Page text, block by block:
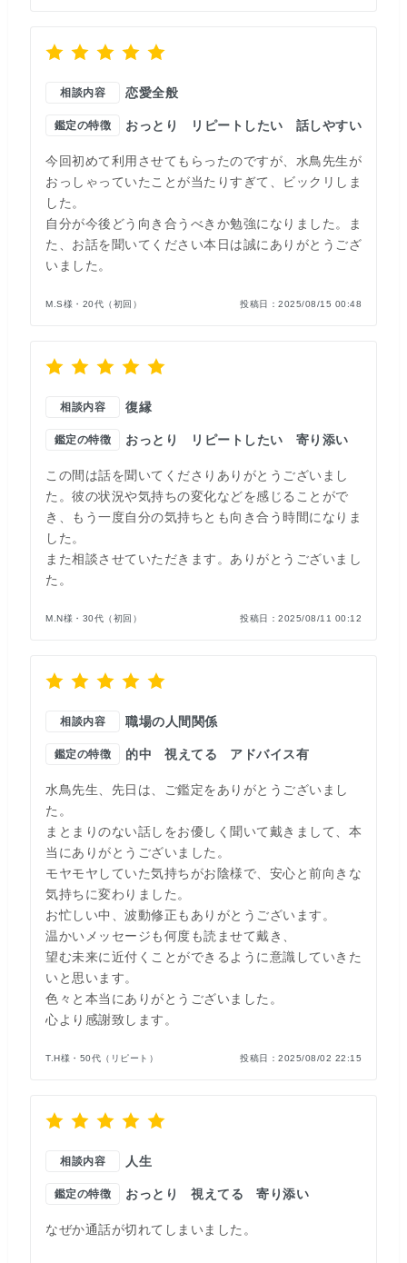
相談内容 恋愛全般
鑑定の特徴 おっとり リピートしたい 話しやすい
今回初めて利用させてもらったのですが、水鳥先生が
おっしゃっていたことが当たりすぎて、ビックリしま
した。
自分が今後どう向き合うべきか勉強になりました。ま
た、お話を聞いてください本日は誠にありがとうござ
いました。
M.S様・20代（初回） 投稿日： 2025/08/15 00:48
相談内容 復縁
鑑定の特徴 おっとり リピートしたい 寄り添い
この間は話を聞いてくださりありがとうございまし
た。彼の状況や気持ちの変化などを感じることがで
き、もう一度自分の気持ちとも向き合う時間になりま
した。
また相談させていただきます。ありがとうございまし
た。
M.N様・30代（初回） 投稿日： 2025/08/11 00:12
相談内容 職場の人間関係
鑑定の特徴 的中 視えてる アドバイス有
水鳥先生、先日は、ご鑑定をありがとうございまし
た。
まとまりのない話しをお優しく聞いて戴きまして、本
当にありがとうございました。
モヤモヤしていた気持ちがお陰様で、安心と前向きな
気持ちに変わりました。
お忙しい中、波動修正もありがとうございます。
温かいメッセージも何度も読ませて戴き、
望む未来に近付くことができるように意識していきた
いと思います。
色々と本当にありがとうございました。
心より感謝致します。
T.H様・50代（リピート） 投稿日： 2025/08/02 22:15
相談内容 人生
鑑定の特徴 おっとり 視えてる 寄り添い
なぜか通話が切れてしまいました。